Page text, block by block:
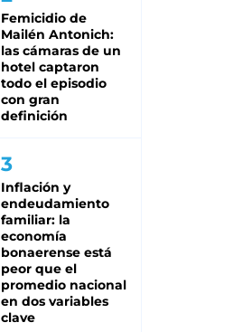
Femicidio de
Mailén Antonich:
las cámaras de un
hotel captaron
todo el episodio
con gran
definición
Inflación y
endeudamiento
familiar: la
economía
bonaerense está
peor que el
promedio nacional
en dos variables
clave